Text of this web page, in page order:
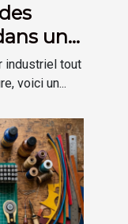
une
industriel tout
voici un...